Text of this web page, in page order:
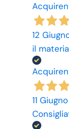
12
il
11